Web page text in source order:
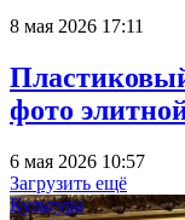
8 мая 2026 17:11
фото
6 мая 2026 10:57
Загрузить ещё
Культура